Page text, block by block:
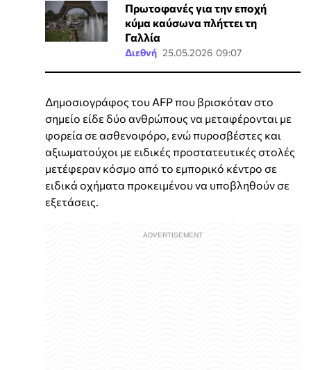
Πρωτοφανές για την εποχή
κύμα καύσωνα πλήττει τη
Γαλλία
Διεθνή 25.05.2026 09:07
Δημοσιογράφος του AFP που βρισκόταν στο
σημείο είδε δύο ανθρώπους να μεταφέρονται με
φορεία σε ασθενοφόρο, ενώ πυροσβέστες και
αξιωματούχοι με ειδικές προστατευτικές στολές
μετέφεραν κόσμο από το εμπορικό κέντρο σε
ειδικά οχήματα προκειμένου να υποβληθούν σε
εξετάσεις.